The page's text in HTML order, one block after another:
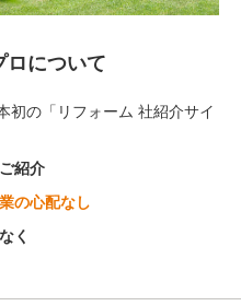
ロについて
初の「リフォーム 社紹介サイ
紹介
の心配なし
く